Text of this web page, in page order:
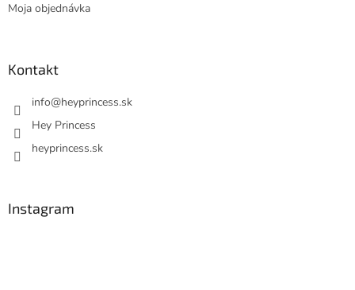
Moja objednávka
Kontakt
info@heyprincess.sk
Hey Princess
heyprincess.sk
Instagram